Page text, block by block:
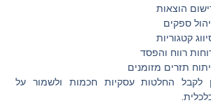
הוצאות
ספקים
קטגוריות
רווח והפסד
תזרים מזומנים
לקבל החלטות עסקיות חכמות ולשמור על